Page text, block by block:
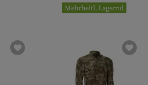
Mehrheitl. Lagernd